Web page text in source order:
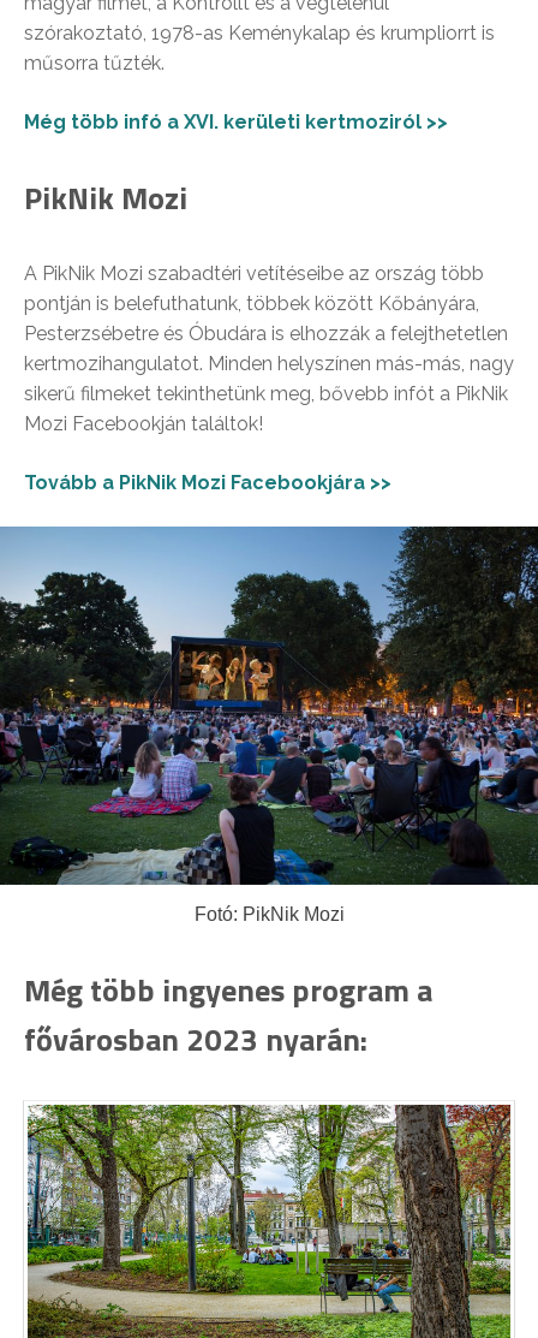
szórakoztató, 1978-as Keménykalap és krumpliorrt is
műsorra tűzték.
Még több infó a XVI. kerületi kertmoziról >>
PikNik Mozi
A PikNik Mozi szabadtéri vetítéseibe az ország több
pontján is belefuthatunk, többek között Kőbányára,
Pesterzsébetre és Óbudára is elhozzák a felejthetetlen
kertmozihangulatot. Minden helyszínen más-más, nagy
sikerű filmeket tekinthetünk meg, bővebb infót a PikNik
Mozi Facebookján találtok!
Tovább a PikNik Mozi Facebookjára >>
Fotó: PikNik Mozi
Még több ingyenes program a
fővárosban 2023 nyarán: